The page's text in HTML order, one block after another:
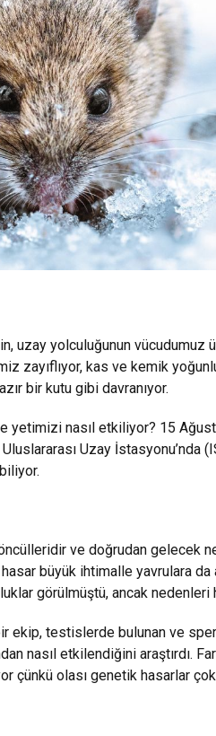
uzay yolculuğunun
zayıflıyor, kas ve kemik
bir kutu gibi davranıyor.
yetimizi nasıl etkiliyor? 15
Uzay İstasyonu’nda
ve doğrudan gelecek
büyük ihtimalle yavrulara da
görülmüştü, ancak nedenleri
ekip, testislerde bulunan ve
nasıl etkilendiğini araştırdı.
çünkü olası genetik hasarlar çok